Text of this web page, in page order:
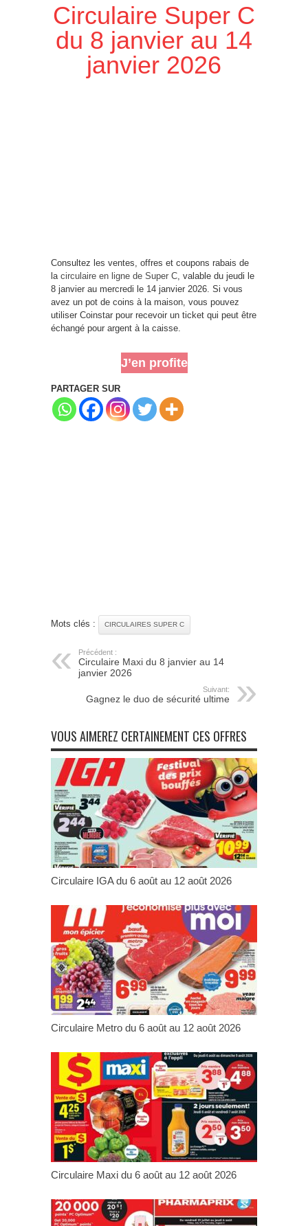
Circulaire Super C
du 8 janvier au 14
janvier 2026
Consultez les ventes, offres et coupons rabais de
la circulaire en ligne de Super C , valable du jeudi le
8 janvier au mercredi le 14 janvier 2026. Si vous
avez un pot de coins à la maison, vous pouvez
utiliser Coinstar pour recevoir un ticket qui peut être
échangé pour argent à la caisse.
J’en profite
PARTAGER SUR
Mots clés : CIRCULAIRES SUPER C
Précédent :
Circulaire Maxi du 8 janvier au 14
janvier 2026
Suivant:
Gagnez le duo de sécurité ultime
VOUS AIMEREZ CERTAINEMENT CES OFFRES
Circulaire IGA du 6 août au 12 août 2026
Circulaire Metro du 6 août au 12 août 2026
Circulaire Maxi du 6 août au 12 août 2026